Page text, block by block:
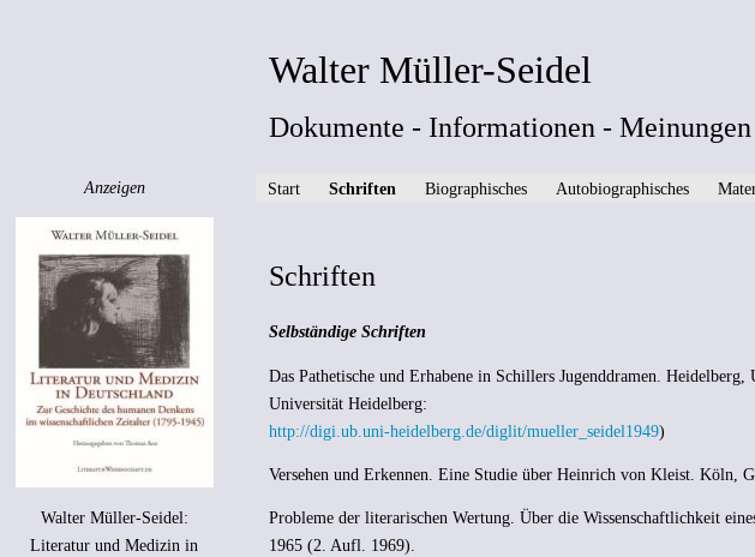
Anzeigen
Walter Müller-Seidel:
Literatur und Medizin in
Walter Müller-Seidel
Dokumente - Informationen -
Start Schriften Biographisches Autobiographisches
Schriften
Selbständige Schriften
Das Pathetische und Erhabene in Schillers Jugenddramen.
Universität Heidelberg:
http://digi.ub.uni-heidelberg.de/diglit/mueller_seidel1949)
Versehen und Erkennen. Eine Studie über Heinrich von Kleist. Köln,
Probleme der literarischen Wertung. Über die Wissenschaftlichkeit
1965 (2. Aufl. 1969).